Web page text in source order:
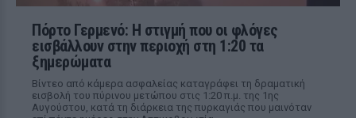
Πόρτο Γερμενό: Η στιγμή που οι φλόγες
εισβάλλουν στην περιοχή στη 1:20 τα
ξημερώματα
Βίντεο από κάμερα ασφαλείας καταγράφει τη δραματική
εισβολή του πύρινου μετώπου στις 1:20 π.μ. της 1ης
Αυγούστου, κατά τη διάρκεια της πυρκαγιάς που μαινόταν